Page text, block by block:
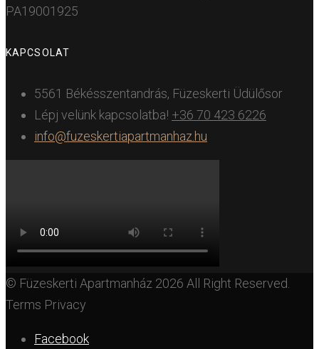
PA19001925
KAPCSOLAT
5561 Békésszentandrás, Füzeskerti Üdülősor
Lépj velünk kapcsolatba! +36 70 423 6226
info@fuzeskertiapartmanhaz.hu
© Füzeskerti Apartmanház 2026 All Right Reserved.
Terms Privacy
Facebook